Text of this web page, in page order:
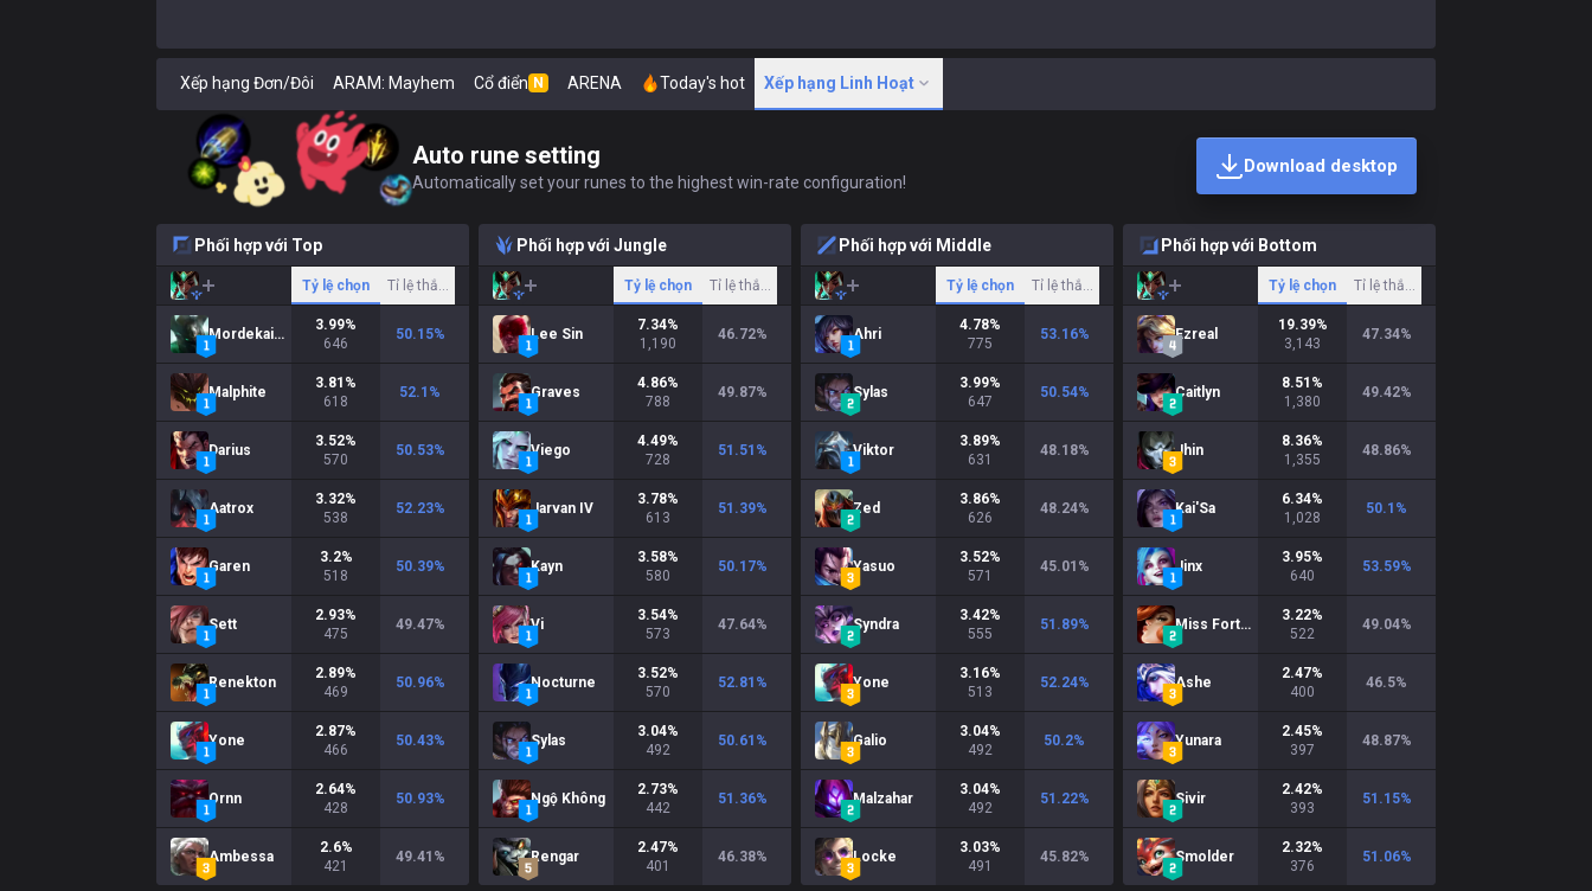
Xếp hạng Đơn/Đôi ARAM: Mayhem Cổ điển N ARENA Today's hot Xếp hạng Linh Hoạt
Auto rune setting
Automatically set your runes to the highest win-rate configuration!
Download desktop
Phối hợp với Top
Tỷ lệ chọn Tỉ lệ thắng
Mordekaiser
3.99%
646
50.15%
Malphite
3.81 %
618
52.1 %
Darius
3.52%
570
50.53%
Aatrox
3.32%
538
52.23%
Garen
3.2%
518
50.39%
Sett
2.93%
475
49.47%
Renekton
2.89%
469
50.96%
Yone
2.87%
466
50.43%
Ornn
2.64%
428
50.93%
Ambessa
2.6%
421
49.41 %
Phối hợp với Jungle
Tỷ lệ chọn Tỉ lệ thắng
Lee Sin
7.34%
1,190
46.72%
Graves
4.86%
788
49.87%
Viego
4.49%
728
51.51 %
Jarvan IV
3.78%
613
51.39%
Kayn
3.58%
580
50.17%
Vi
3.54%
573
47.64%
Nocturne
3.52%
570
52.81 %
Sylas
3.04%
492
50.61 %
Ngộ Không
2.73%
442
51.36%
Rengar
2.47%
401
46.38%
Phối hợp với Middle
Tỷ lệ chọn Tỉ lệ thắng
Ahri
4.78%
775
53.16%
Sylas
3.99%
647
50.54%
Viktor
3.89%
631
48.18%
Zed
3.86%
626
48.24%
Yasuo
3.52%
571
45.01 %
Syndra
3.42%
555
51.89%
Yone
3.16%
513
52.24%
Galio
3.04%
492
50.2%
Malzahar
3.04%
492
51.22%
Locke
3.03%
491
45.82%
Phối hợp với Bottom
Tỷ lệ chọn Tỉ lệ thắng
Ezreal
19.39%
3,143
47.34%
Caitlyn
8.51 %
1,380
49.42%
Jhin
8.36%
1,355
48.86%
Kai'Sa
6.34%
1,028
50.1 %
Jinx
3.95%
640
53.59%
Miss Fortune
3.22%
522
49.04%
Ashe
2.47%
400
46.5%
Yunara
2.45%
397
48.87%
Sivir
2.42%
393
51.15%
Smolder
2.32%
376
51.06%